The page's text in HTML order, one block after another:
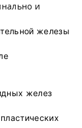
и
железы
желез